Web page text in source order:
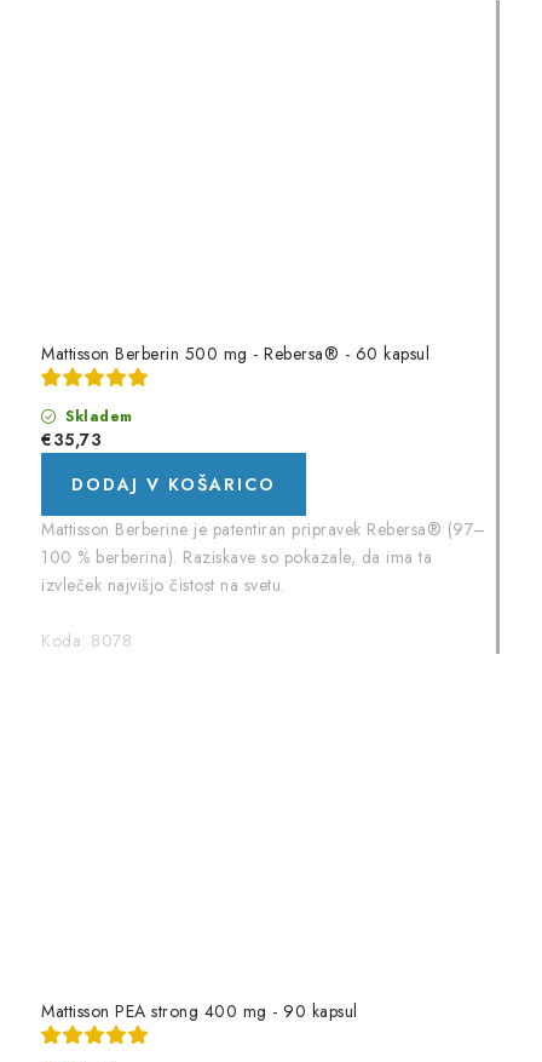
Mattisson Berberin 500 mg - Rebersa® - 60 kapsul
Skladem
€35,73
DODAJ V KOŠARICO
Mattisson Berberine je patentiran pripravek Rebersa® (97–
100 % berberina). Raziskave so pokazale, da ima ta
izvleček najvišjo čistost na svetu.
Koda: 8078
Mattisson PEA strong 400 mg - 90 kapsul